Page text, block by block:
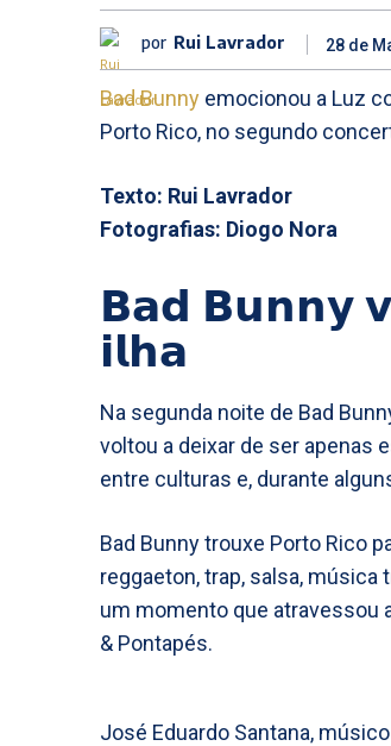
por Rui Lavrador 28 de
Bad Bunny emocionou a Luz
Porto Rico, no segundo
Texto: Rui Lavrador
Fotografias: Diogo Nora
𝗕𝗮𝗱 𝗕𝘂𝗻𝗻𝘆
𝗶𝗹𝗵𝗮
Na segunda noite de Bad
voltou a deixar de ser apenas
entre culturas e, durante
Bad Bunny trouxe Porto Rico
reggaeton, trap, salsa,
um momento que atravessou
& Pontapés.
José Eduardo Santana,